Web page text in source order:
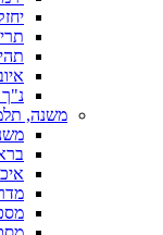
משנה,